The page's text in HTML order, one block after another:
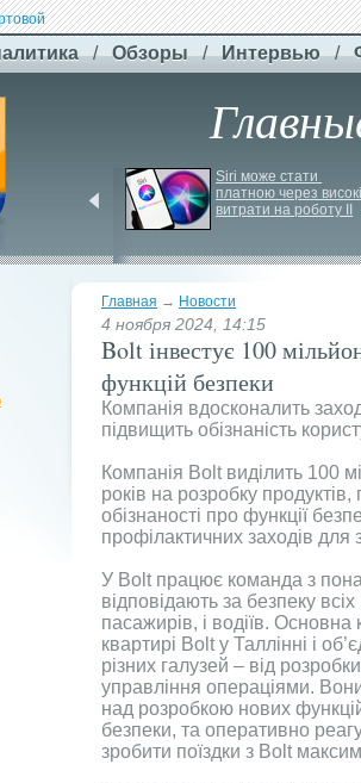
/ Обзоры / Интервью /
Shekan
усложнить
систем ПРО
Siri може стати
платною через високі
витрати на роботу ІІ
Главная → Новости
4 ноября 2024, 14:15
Bolt інвестує 100
функцій безпеки
Компанія вдосконалить
підвищить обізнаність
Компанія Bolt виділить 100
років на розробку
обізнаності про функції
профілактичних заходів для
У Bolt працює команда з
відповідають за безпеку всіх
пасажирів, і водіїв.
квартирі Bolt у Таллінні і
різних галузей – від
управління операціями.
над розробкою нових
безпеки, та оперативно
зробити поїздки з Bolt